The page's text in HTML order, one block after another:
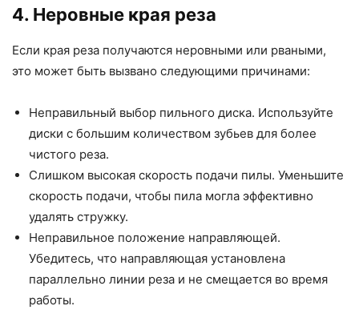
4. Неровные края реза
Если края реза получаются неровными или рваными,
это может быть вызвано следующими причинами:
Неправильный выбор пильного диска. Используйте
диски с большим количеством зубьев для более
чистого реза.
Слишком высокая скорость подачи пилы. Уменьшите
скорость подачи, чтобы пила могла эффективно
удалять стружку.
Неправильное положение направляющей.
Убедитесь, что направляющая установлена
параллельно линии реза и не смещается во время
работы.